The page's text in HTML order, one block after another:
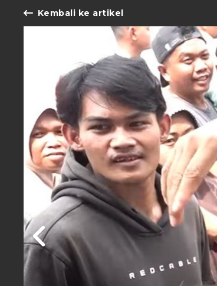
Kembali ke artikel